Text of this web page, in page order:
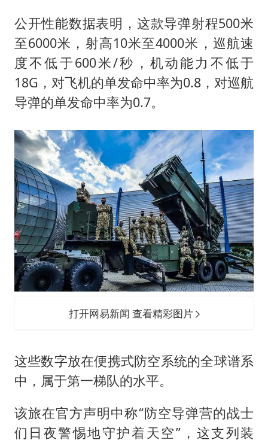
公开性能数据表明，这款导弹射程500米
至6000米，射高10米至4000米，巡航速
度不低于600米/秒，机动能力不低于
18G，对飞机的单发命中率为0.8，对巡航
导弹的单发命中率为0.7。
打开网易新闻 查看精彩图片
这些数字放在便携式防空系统的全球谱系
中，属于第一梯队的水平。
该旅在官方声明中称“防空导弹营的战士
们日夜警惕地守护着天空”，这支列装